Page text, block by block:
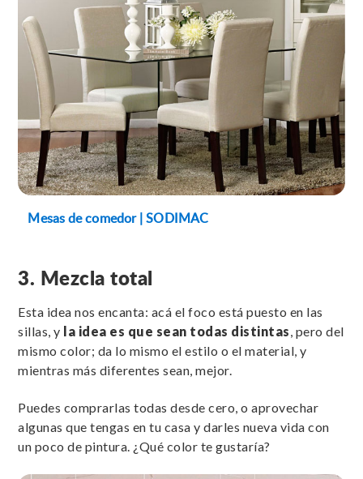
Mesas de comedor | SODIMAC
3. Mezcla total
Esta idea nos encanta: acá el foco está puesto en las
sillas, y la idea es que sean todas distintas, pero del
mismo color; da lo mismo el estilo o el material, y
mientras más diferentes sean, mejor.
Puedes comprarlas todas desde cero, o aprovechar
algunas que tengas en tu casa y darles nueva vida con
un poco de pintura. ¿Qué color te gustaría?